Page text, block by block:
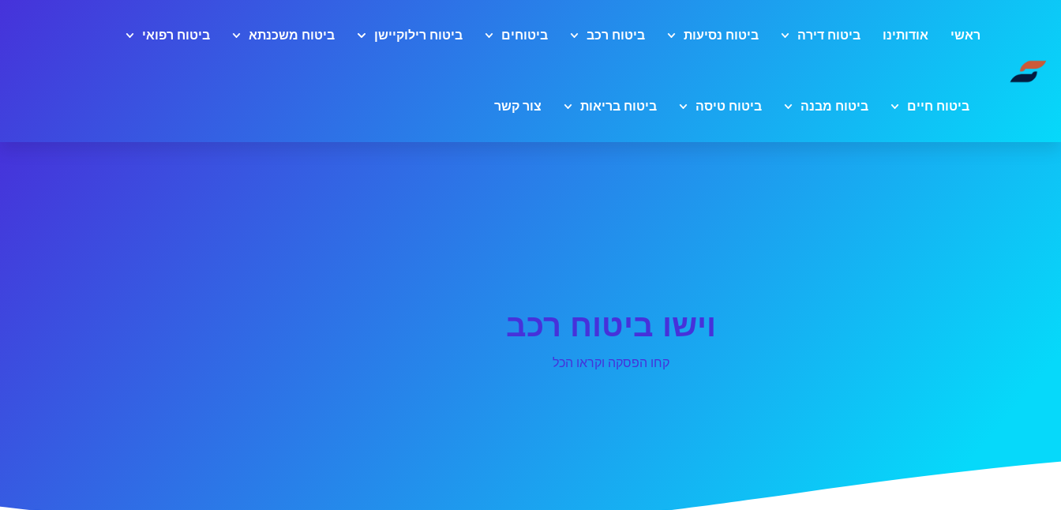
ראשי אודותינו ביטוח דירה ביטוח נסיעות ביטוח רכב ביטוחים ביטוח רילוקיישן ביטוח משכנתא ביטוח רפואי
ביטוח חיים ביטוח מבנה ביטוח טיסה ביטוח בריאות צור קשר
וישו ביטוח רכב
קחו הפסקה וקראו הכל